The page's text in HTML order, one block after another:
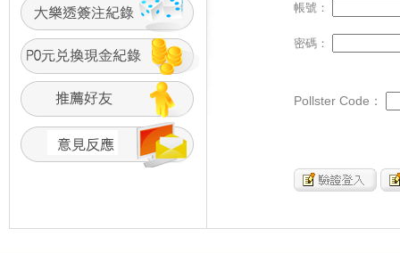
帳號：
密碼：
Pollster Code：